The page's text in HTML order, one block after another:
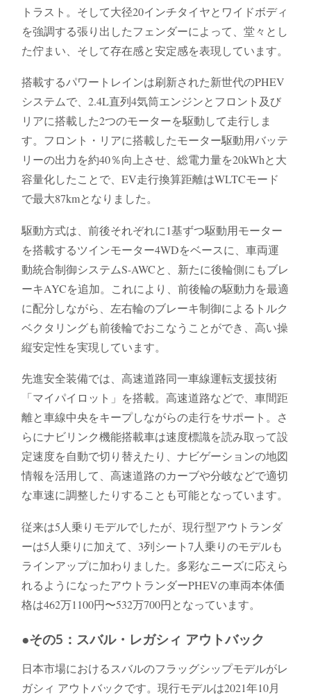
トラスト。そして大径20インチタイヤとワイドボディ
を強調する張り出したフェンダーによって、堂々とし
た佇まい、そして存在感と安定感を表現しています。
搭載するパワートレインは刷新された新世代のPHEV
システムで、2.4L直列4気筒エンジンとフロント及び
リアに搭載した2つのモーターを駆動して走行しま
す。フロント・リアに搭載したモーター駆動用バッテ
リーの出力を約40％向上させ、総電力量を20kWhと大
容量化したことで、EV走行換算距離はWLTCモード
で最大87kmとなりました。
駆動方式は、前後それぞれに1基ずつ駆動用モーター
を搭載するツインモーター4WDをベースに、車両運
動統合制御システムS-AWCと、新たに後輪側にもブレ
ーキAYCを追加。これにより、前後輪の駆動力を最適
に配分しながら、左右輪のブレーキ制御によるトルク
ベクタリングも前後輪でおこなうことができ、高い操
縦安定性を実現しています。
先進安全装備では、高速道路同一車線運転支援技術
「マイパイロット」を搭載。高速道路などで、車間距
離と車線中央をキープしながらの走行をサポート。さ
らにナビリンク機能搭載車は速度標識を読み取って設
定速度を自動で切り替えたり、ナビゲーションの地図
情報を活用して、高速道路のカーブや分岐などで適切
な車速に調整したりすることも可能となっています。
従来は5人乗りモデルでしたが、現行型アウトランダ
ーは5人乗りに加えて、3列シート7人乗りのモデルも
ラインアップに加わりました。多彩なニーズに応えら
れるようになったアウトランダーPHEVの車両本体価
格は462万1100円〜532万700円となっています。
●その5：スバル・レガシィ アウトバック
日本市場におけるスバルのフラッグシップモデルがレ
ガシィ アウトバックです。現行モデルは2021年10月